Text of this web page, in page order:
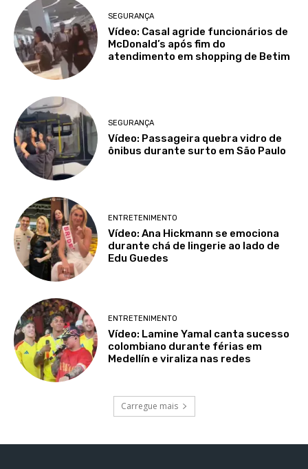
SEGURANÇA
Vídeo: Casal agride funcionários de
McDonald’s após fim do
atendimento em shopping de Betim
SEGURANÇA
Vídeo: Passageira quebra vidro de
ônibus durante surto em São Paulo
ENTRETENIMENTO
Vídeo: Ana Hickmann se emociona
durante chá de lingerie ao lado de
Edu Guedes
ENTRETENIMENTO
Vídeo: Lamine Yamal canta sucesso
colombiano durante férias em
Medellín e viraliza nas redes
Carregue mais